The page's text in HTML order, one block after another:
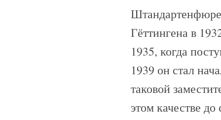
Гёттингена в
1935, когда
1939 он стал
таковой
этом качестве